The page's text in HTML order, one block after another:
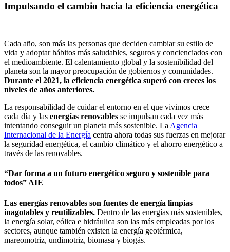
Impulsando el cambio hacia la eficiencia energética
Cada año, son más las personas que deciden cambiar su estilo de
vida y adoptar hábitos más saludables, seguros y concienciados con
el medioambiente. El calentamiento global y la sostenibilidad del
planeta son la mayor preocupación de gobiernos y comunidades.
Durante el 2021, la eficiencia energética superó con creces los
niveles de años anteriores.
La responsabilidad de cuidar el entorno en el que vivimos crece
cada día y las energías renovables se impulsan cada vez más
intentando conseguir un planeta más sostenible. La Agencia
Internacional de la Energía centra ahora todas sus fuerzas en mejorar
la seguridad energética, el cambio climático y el ahorro energético a
través de las renovables.
“Dar forma a un futuro energético seguro y sostenible para
todos” AIE
Las energías renovables son fuentes de energía limpias
inagotables y reutilizables. Dentro de las energías más sostenibles,
la energía solar, eólica e hidráulica son las más empleadas por los
sectores, aunque también existen la energía geotérmica,
mareomotriz, undimotriz, biomasa y biogás.